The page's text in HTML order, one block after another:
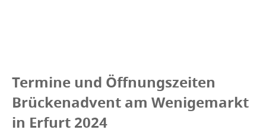
Termine und Öffnungszeiten
Brückenadvent am Wenigemarkt
in Erfurt 2024